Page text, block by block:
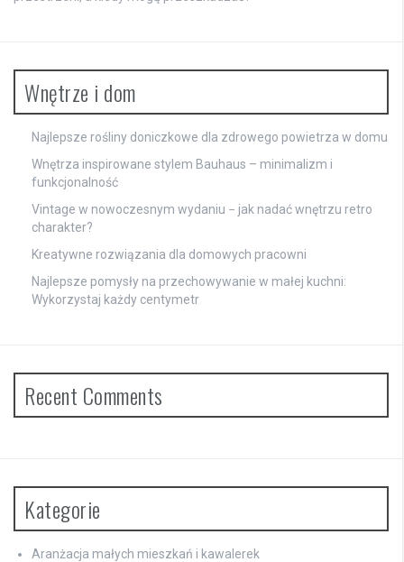
Wnętrze i dom
Najlepsze rośliny doniczkowe dla zdrowego powietrza w domu
Wnętrza inspirowane stylem Bauhaus – minimalizm i
funkcjonalność
Vintage w nowoczesnym wydaniu − jak nadać wnętrzu retro
charakter?
Kreatywne rozwiązania dla domowych pracowni
Najlepsze pomysły na przechowywanie w małej kuchni:
Wykorzystaj każdy centymetr
Recent Comments
Kategorie
Aranżacja małych mieszkań i kawalerek